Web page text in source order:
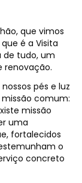
que vimos
é a Visita
de tudo, um
renovação.
pés e luz
missão comum:
missão
uma
fortalecidos
o
concreto